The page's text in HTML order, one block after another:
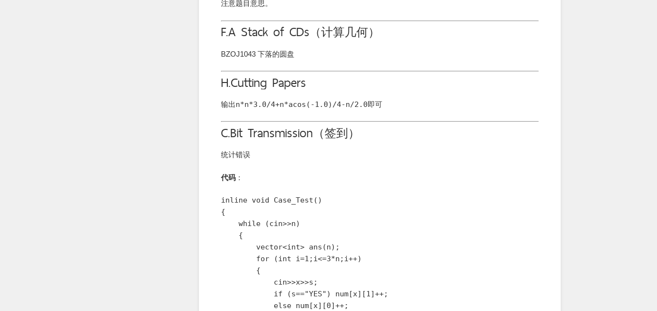
注意题目意思。
F.A Stack of CDs（计算几何）
BZOJ1043 下落的圆盘
H.Cutting Papers
输出n*n*3.0/4+n*acos(-1.0)/4-n/2.0即可
C.Bit Transmission（签到）
统计错误
代码 ：
inline void Case_Test()
{
    while (cin>>n)
    {
        vector<int> ans(n);
        for (int i=1;i<=3*n;i++)
        {
            cin>>x>>s;
            if (s=="YES") num[x][1]++;
            else num[x][0]++;